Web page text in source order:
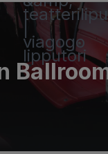
viagogo
lipputori